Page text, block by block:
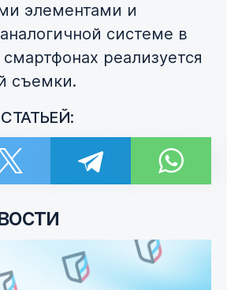
элементами и
системе в
реализуется
съемки.